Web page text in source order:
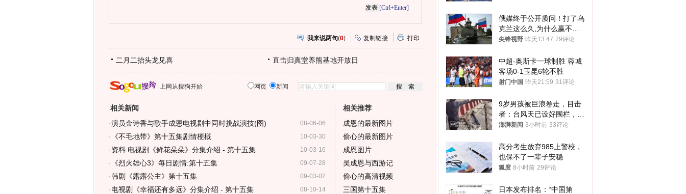
[Ctrl+Enter]
我来说两句(0) 复制链接 打印
二月二抬头龙见喜 直击归真堂养熊基地开放日
上网从搜狗开始 网页 新闻
相关新闻
08-06-06
·演员金诗香与歌手成恩电视剧中同时挑战演技(图)
10-03-30
· 《不毛地带》第十五集剧情梗概
10-03-16
·资料:电视剧《鲜花朵朵》分集介绍 - 第十五集
09-07-28
· 《烈火雄心3》每日剧情:第十五集
09-03-02
·韩剧《露露公主》第十五集
08-10-14
·电视剧《幸福还有多远》分集介绍 - 第十五集
相关推荐
成恩的最新图片
偷心的最新图片
成恩图片
吴成恩与西游记
偷心的高清视频
三国第十五集
俄媒终于公开质问！打了乌
克兰这么久,为什么赢不了?
答案令人沉默
尖锋视野 昨天13:47 79评论
中超-奥斯卡一球制胜 蓉城
客场0-1玉昆6轮不胜
射门中国 昨天21:59 31评论
9岁男孩被巨浪卷走，目击
者：台风天已设好围栏，一
家四口翻入时保安曾喊话劝
澎湃新闻 3小时前 33评论
高分考生放弃985上警校，
也保不了一辈子安稳
狐度 8小时前 29评论
日本发布排名：“中国第